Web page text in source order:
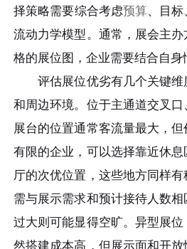
择策略需要综合考虑预算、目标
流动力学模型。通常，展会主
格的展位图，企业需要结合自身
评估展位优劣有几个关键维
和周边环境。位于主通道交叉
展台的位置通常客流量最大，
有限的企业，可以选择靠近休
厅的次优位置，这些地方同样
需与展示需求和预计接待人数相
过大则可能显得空旷。异型展
然搭建成本高，但展示面和开